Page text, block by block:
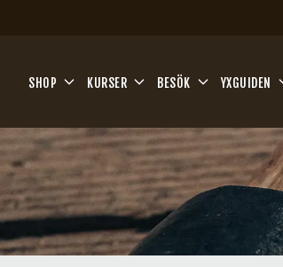
SHOP KURSER BESÖK YXGUIDEN